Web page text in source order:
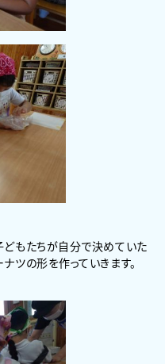
どもたちが自分で決めていた
ツの形を作っていきます。